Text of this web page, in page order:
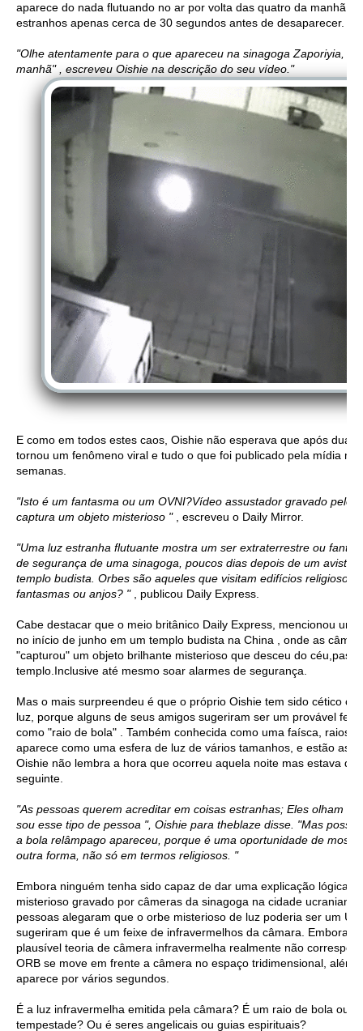
aparece do nada flutuando no ar por volta das quatro da manhã,
estranhos apenas cerca de 30 segundos antes de desaparecer.
"Olhe atentamente para o que apareceu na sinagoga Zaporiyia,
manhã" , escreveu Oishie na descrição do seu vídeo."
E como em todos estes caos, Oishie não esperava que após duas
tornou um fenômeno viral e tudo o que foi publicado pela mídia
semanas.
"Isto é um fantasma ou um OVNI?Vídeo assustador gravado pelo
captura um objeto misterioso " , escreveu o Daily Mirror.
"Uma luz estranha flutuante mostra um ser extraterrestre ou
de segurança de uma sinagoga, poucos dias depois de um
templo budista. Orbes são aqueles que visitam edifícios religiosos
fantasmas ou anjos? ", publicou Daily Express.
Cabe destacar que o meio britânico Daily Express, mencionou um
no início de junho em um templo budista na China , onde as
"capturou" um objeto brilhante misterioso que desceu do
templo.Inclusive até mesmo soar alarmes de segurança.
Mas o mais surpreendeu é que o próprio Oishie tem sido cético
luz, porque alguns de seus amigos sugeriram ser um provável
como "raio de bola" . Também conhecida como uma faísca, raios
aparece como uma esfera de luz de vários tamanhos, e estão
Oishie não lembra a hora que ocorreu aquela noite mas estava
seguinte.
"As pessoas querem acreditar em coisas estranhas; Eles olham
sou esse tipo de pessoa ", Oishie para theblaze disse. "Mas posso
a bola relâmpago apareceu, porque é uma oportunidade de
outra forma, não só em termos religiosos. "
Embora ninguém tenha sido capaz de dar uma explicação lógica
misterioso gravado por câmeras da sinagoga na cidade ucraniana
pessoas alegaram que o orbe misterioso de luz poderia ser um
sugeriram que é um feixe de infravermelhos da câmara. Embora
plausível teoria de câmera infravermelha realmente não
ORB se move em frente a câmera no espaço tridimensional, além
aparece por vários segundos.
É a luz infravermelha emitida pela câmara? É um raio de bola ou
tempestade? Ou é seres angelicais ou guias espirituais?